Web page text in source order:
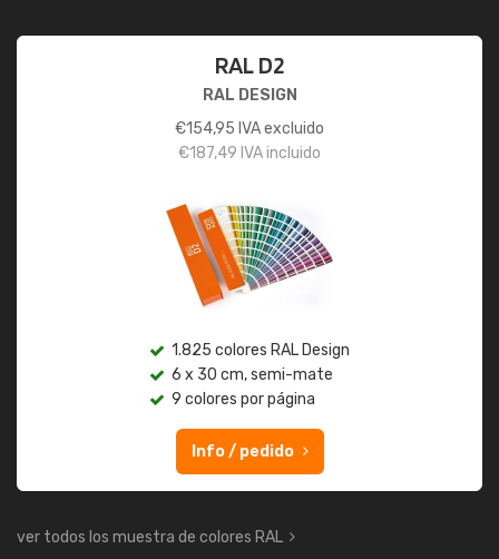
RAL D2
RAL DESIGN
€154,95 IVA excluido
€187,49 IVA incluido
1.825 colores RAL Design
6 x 30 cm, semi-mate
9 colores por página
Info / pedido
ver todos los muestra de colores RAL